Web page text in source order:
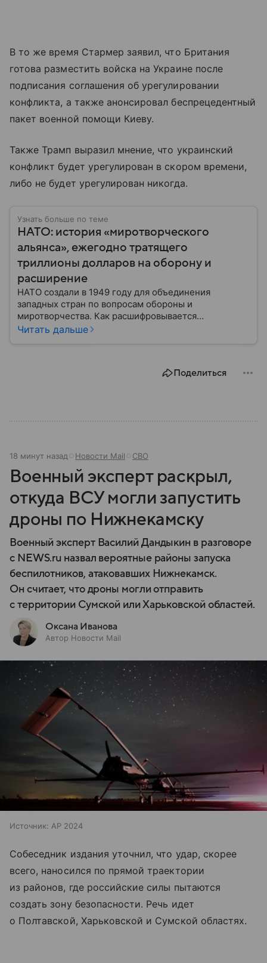
В то же время Стармер заявил, что Британия
готова разместить войска на Украине после
подписания соглашения об урегулировании
конфликта, а также анонсировал беспрецедентный
пакет военной помощи Киеву.
Также Трамп выразил мнение, что украинский
конфликт будет урегулирован в скором времени,
либо не будет урегулирован никогда.
Узнать больше по теме
НАТО: история «миротворческого
альянса», ежегодно тратящего
триллионы долларов на оборону и
расширение
НАТО создали в 1949 году для объединения
западных стран по вопросам обороны и
миротворчества. Как расшифровывается
аббревиатура, для чего задумывали группировку и к
Читать дальше
Поделиться
18 минут назад Новости Mail СВО
Военный эксперт раскрыл,
откуда ВСУ могли запустить
дроны по Нижнекамску
Военный эксперт Василий Дандыкин в разговоре
с NEWS.ru назвал вероятные районы запуска
беспилотников, атаковавших Нижнекамск.
Он считает, что дроны могли отправить
с территории Сумской или Харьковской областей.
Оксана Иванова
Автор Новости Mail
Источник: AP 2024
Собеседник издания уточнил, что удар, скорее
всего, наносился по прямой траектории
из районов, где российские силы пытаются
создать зону безопасности. Речь идет
о Полтавской, Харьковской и Сумской областях.